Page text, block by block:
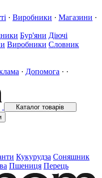
· Виробники · Магазини ·
Бур'яни Діючі
Виробники Словник
· Допомога · ·
Каталог товарів
Кукурудза Соняшник
Пшениця Перець